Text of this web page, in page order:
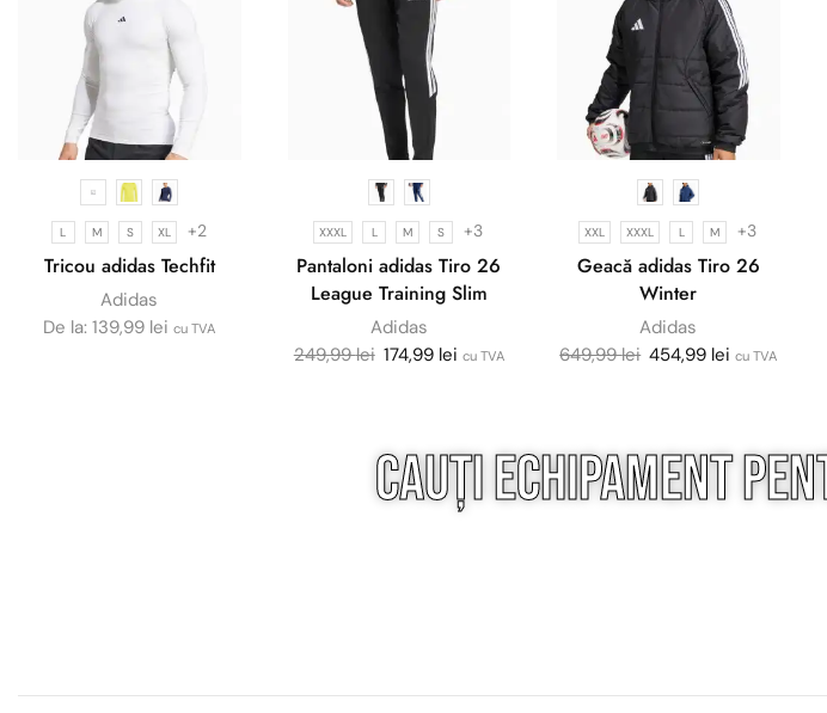
L M S XL +2
Tricou adidas Techfit
Adidas
De la:139,99 lei cu TVA
XXXL L M S +3
Pantaloni adidas Tiro 26
League Training Slim
Adidas
249,99lei 174,99 lei cu TVA
XXL XXXL L M +3
Geacă adidas Tiro 26
Winter
Adidas
649,99lei 454,99 lei cu TVA
Cauți echipament